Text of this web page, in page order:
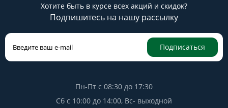
Хотите быть в курсе всех акций и скидок?
Подпишитесь на нашу рассылку
Подписаться
Пн-Пт с 08:30 до 17:30
Сб с 10:00 до 14:00, Вс- выходной